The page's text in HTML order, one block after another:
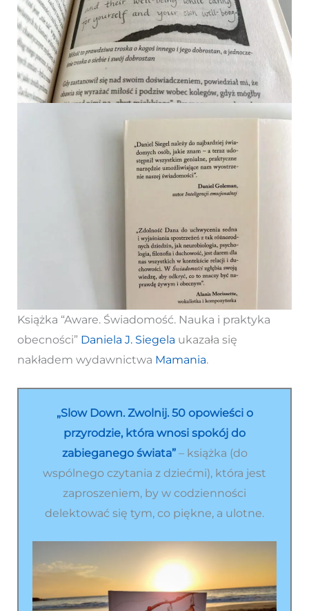
Książka “Aware. Świadomość. Nauka i praktyka
obecności” Daniela J. Siegela ukazała się
nakładem wydawnictwa Mamania.
„Slow Down. Zwolnij. 50 opowieści o
przyrodzie, która wnosi spokój do
zabieganego świata”– książka (do
wspólnego czytania z dziećmi), która jest
zaproszeniem, by w codzienności
delektować się tym, co piękne, a ulotne.